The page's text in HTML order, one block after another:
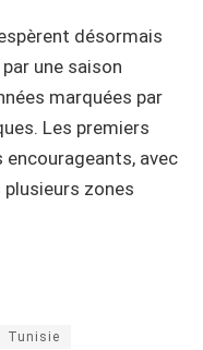
désormais
une saison
marquées par
Les premiers
avec
zones
Tunisie